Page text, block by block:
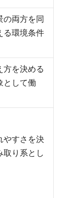
の両方を同
る環境条件
方を決める
として働
やすさを決
取り系とし